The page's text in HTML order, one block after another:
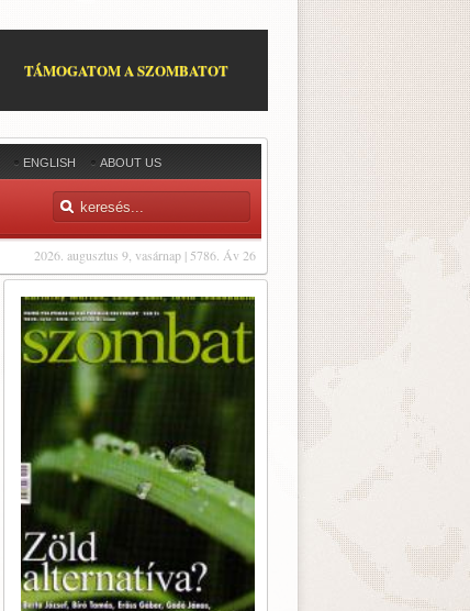
TÁMOGATOM A SZOMBATOT
ENGLISH ABOUT US
2026. augusztus 9, vasárnap | 5786. Áv 26